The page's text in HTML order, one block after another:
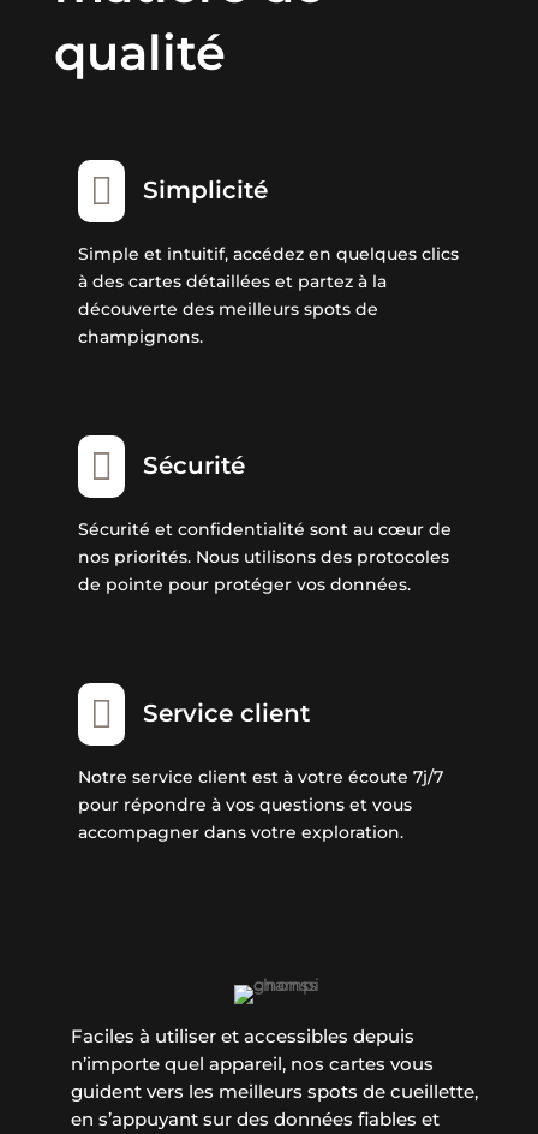
qualité
 Simplicité
Simple et intuitif, accédez en quelques clics
à des cartes détaillées et partez à la
découverte des meilleurs spots de
champignons.
 Sécurité
Sécurité et confidentialité sont au cœur de
nos priorités. Nous utilisons des protocoles
de pointe pour protéger vos données.
 Service client
Notre service client est à votre écoute 7j/7
pour répondre à vos questions et vous
accompagner dans votre exploration.
Faciles à utiliser et accessibles depuis
n’importe quel appareil, nos cartes vous
guident vers les meilleurs spots de cueillette,
en s’appuyant sur des données fiables et